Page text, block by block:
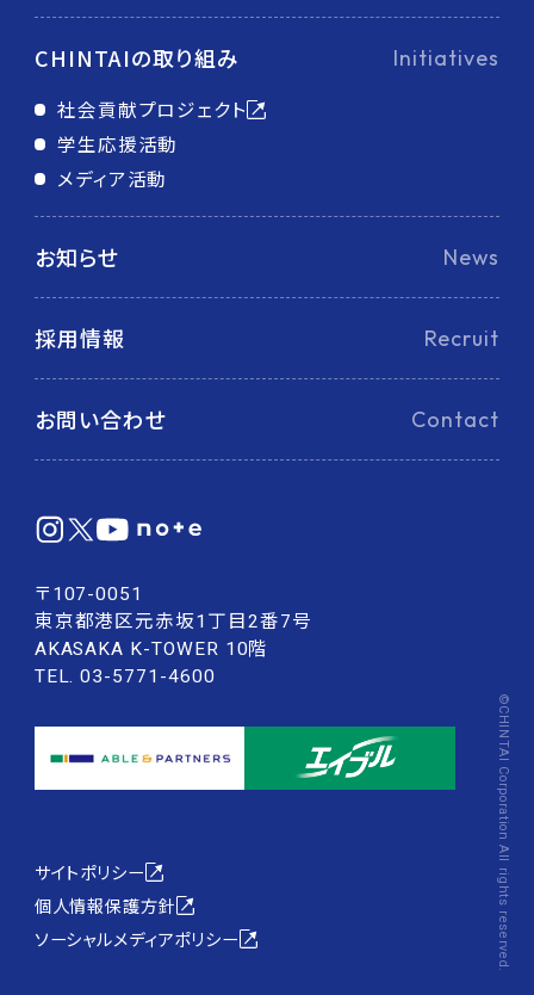
CHINTAIの取り組み Initiatives
社会貢献プロジェクト
学生応援活動
メディア活動
お知らせ News
採用情報 Recruit
お問い合わせ Contact
〒107-0051
東京都港区元赤坂1丁目2番7号
AKASAKA K-TOWER 10階
TEL. 03-5771-4600
サイトポリシー
個人情報保護方針
ソーシャルメディアポリシー
©CHINTAI Corporation All rights reserved.